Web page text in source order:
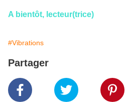
A bientôt, lecteur(trice)
#Vibrations
Partager